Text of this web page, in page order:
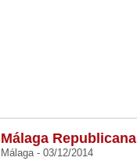
Málaga Republicana
Málaga - 03/12/2014